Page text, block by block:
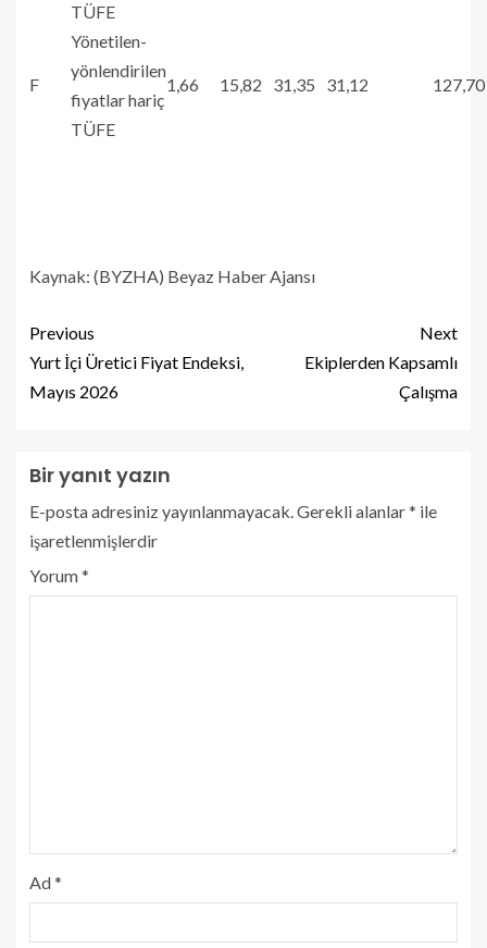
TÜFE
F
Yönetilen-
yönlendirilen
fiyatlar hariç
TÜFE
1,66 15,82 31,35 31,12 127,70
Kaynak: (BYZHA) Beyaz Haber Ajansı
Previous
Yurt İçi Üretici Fiyat Endeksi,
Mayıs 2026
Next
Ekiplerden Kapsamlı
Çalışma
Bir yanıt yazın
E-posta adresiniz yayınlanmayacak.Gerekli alanlar* ile
işaretlenmişlerdir
Yorum*
Ad*